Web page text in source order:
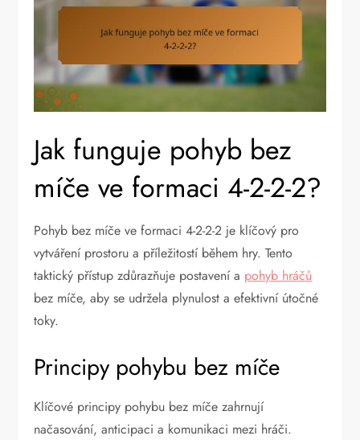
Jak funguje pohyb bez
míče ve formaci 4-2-2-2?
Pohyb bez míče ve formaci 4-2-2-2 je klíčový pro
vytváření prostoru a příležitostí během hry. Tento
taktický přístup zdůrazňuje postavení a pohyb hráčů
bez míče, aby se udržela plynulost a efektivní útočné
toky.
Principy pohybu bez míče
Klíčové principy pohybu bez míče zahrnují
načasování, anticipaci a komunikaci mezi hráči.